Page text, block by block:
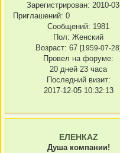
Зарегистрирован: 2010-
Приглашений: 0
Сообщений: 1981
Пол: Женский
Возраст: 67 [1959-07-28]
Провел на форуме:
20 дней 23 часа
Последний визит:
2017-12-05 10:32:13
ЕЛЕНКАZ
Душа компании!